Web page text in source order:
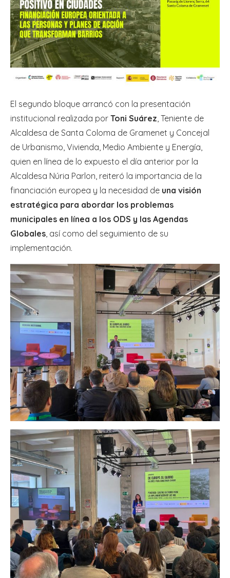
El segundo bloque arrancó con la presentación
institucional realizada por Toni Suárez, Teniente de
Alcaldesa de Santa Coloma de Gramenet y Concejal
de Urbanismo, Vivienda, Medio Ambiente y Energía,
quien en línea de lo expuesto el día anterior por la
Alcaldesa Núria Parlon, reiteró la importancia de la
financiación europea y la necesidad de una visión
estratégica para abordar los problemas
municipales en línea a los ODS y las Agendas
Globales, así como del seguimiento de su
implementación.